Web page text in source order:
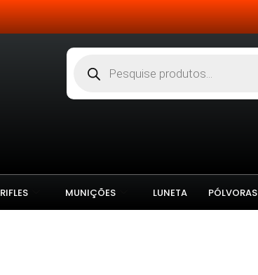
Site Blindado
RIFLES MUNIÇÕES LUNETA PÓLVORAS